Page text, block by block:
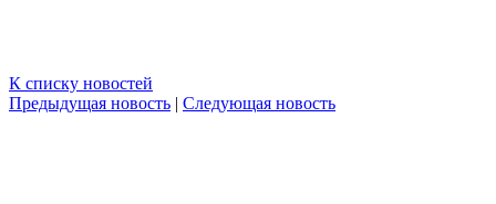
К списку новостей
Предыдущая новость | Следующая новость